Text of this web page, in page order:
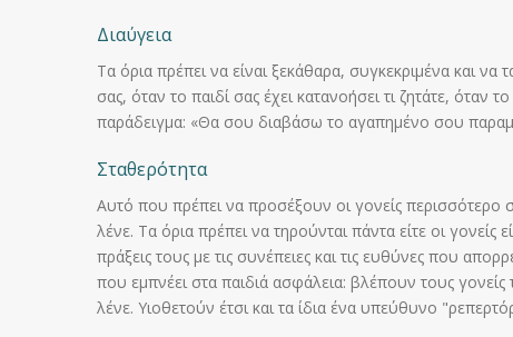
Διαύγεια
Τα όρια πρέπει να είναι ξεκάθαρα, συγκεκριμένα και
σας, όταν το παιδί σας έχει κατανοήσει τι ζητάτε, όταν
παράδειγμα: «Θα σου διαβάσω το αγαπημένο σου
Σταθερότητα
Αυτό που πρέπει να προσέξουν οι γονείς περισσότερο
λένε. Τα όρια πρέπει να τηρούνται πάντα είτε οι
πράξεις τους με τις συνέπειες και τις ευθύνες που
που εμπνέει στα παιδιά ασφάλεια: βλέπουν τους
λένε. Υιοθετούν έτσι και τα ίδια ένα υπεύθυνο